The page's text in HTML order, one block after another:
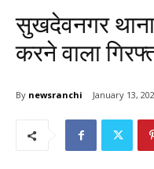
सुखदेवनगर थाना
करने वाला
By newsranchi January 13,